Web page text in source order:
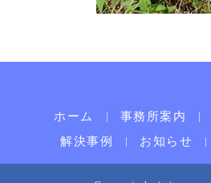
ホーム 事務所案内
解決事例
お知らせ